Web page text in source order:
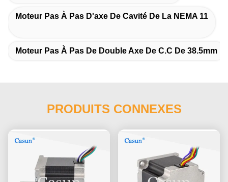
Moteur Pas À Pas D'axe De Cavité De La NEMA 11
Moteur Pas À Pas De Double Axe De C.C De 38.5mm
PRODUITS CONNEXES